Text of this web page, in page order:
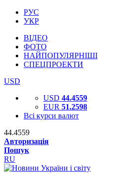
РУС
УКР
ВІДЕО
ФОТО
НАЙПОПУЛЯРНІШІ
СПЕЦПРОЕКТИ
USD
USD 44.4559
EUR 51.2598
Всі курси валют
44.4559
Авторизація
Пошук
RU